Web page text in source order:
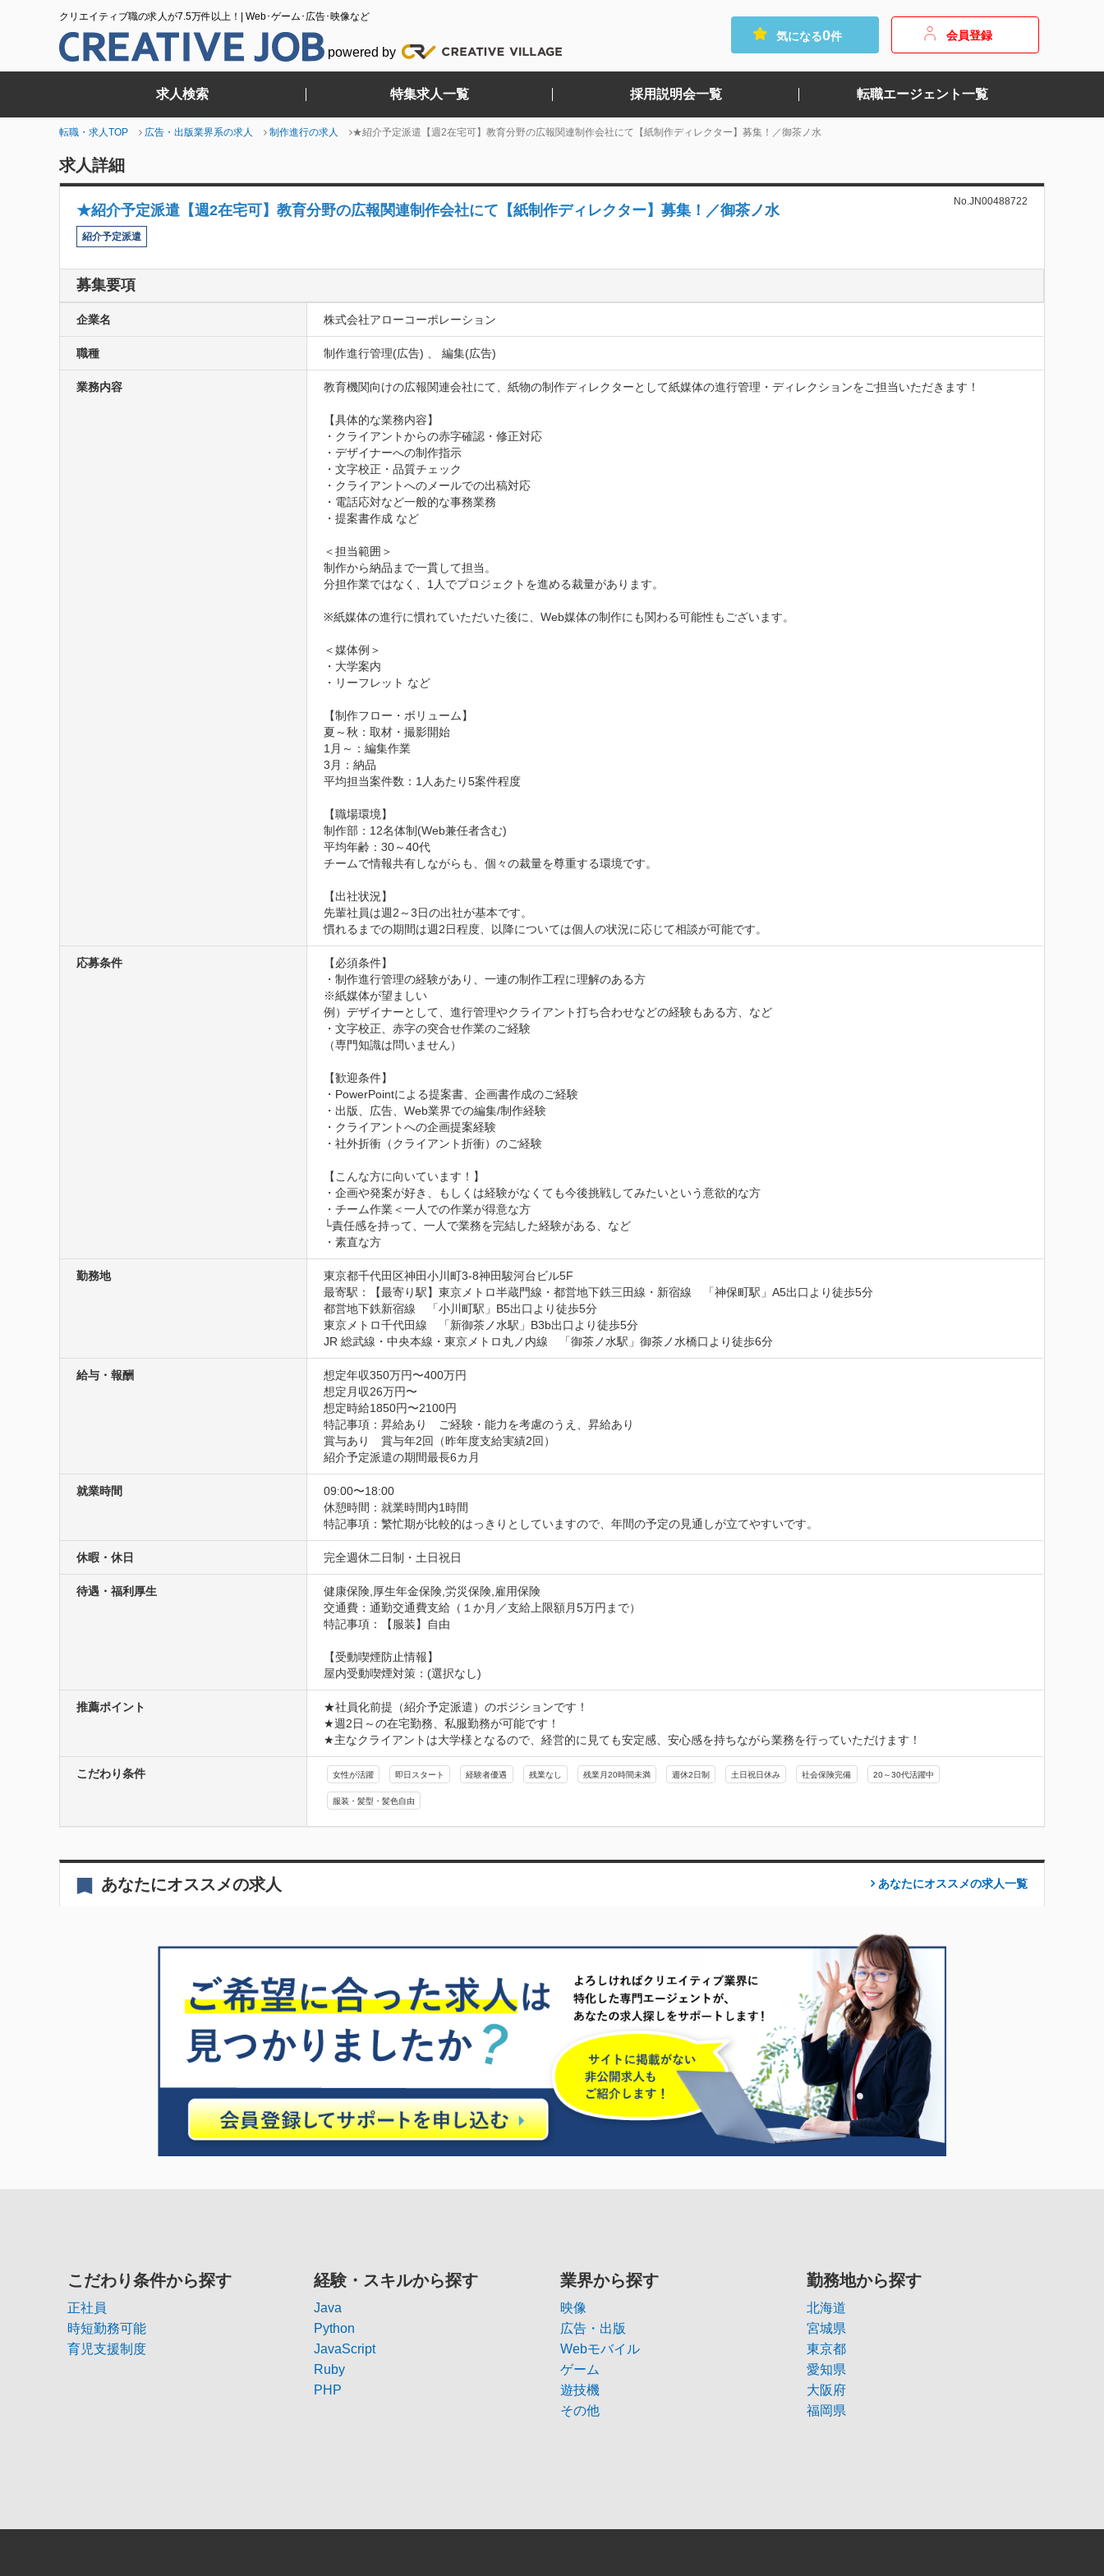
クリエイティブ職の求人が7.5万件以上！| Web･ゲーム･広告･映像など
powered by
気になる0件 会員登録
求人検索 特集求人一覧 採用説明会一覧 転職エージェント一覧
転職・求人TOP 広告・出版業界系の求人 制作進行の求人 ★紹介予定派遣【週2在宅可】教育分野の広報関連制作会社にて【紙制作ディレクター】募集！／御茶ノ水
求人詳細
★紹介予定派遣【週2在宅可】教育分野の広報関連制作会社にて【紙制作ディレクター】募集！／御茶ノ水
No.JN00488722
紹介予定派遣
募集要項
企業名 株式会社アローコーポレーション
職種 制作進行管理(広告) 、 編集(広告)
業務内容 教育機関向けの広報関連会社にて、紙物の制作ディレクターとして紙媒体の進行管理・ディレクションをご担当いただきます！
【具体的な業務内容】
・クライアントからの赤字確認・修正対応
・デザイナーへの制作指示
・文字校正・品質チェック
・クライアントへのメールでの出稿対応
・電話応対など一般的な事務業務
・提案書作成 など
＜担当範囲＞
制作から納品まで一貫して担当。
分担作業ではなく、1人でプロジェクトを進める裁量があります。
※紙媒体の進行に慣れていただいた後に、Web媒体の制作にも関わる可能性もございます。
＜媒体例＞
・大学案内
・リーフレット など
【制作フロー・ボリューム】
夏～秋：取材・撮影開始
1月～：編集作業
3月：納品
平均担当案件数：1人あたり5案件程度
【職場環境】
制作部：12名体制(Web兼任者含む)
平均年齢：30～40代
チームで情報共有しながらも、個々の裁量を尊重する環境です。
【出社状況】
先輩社員は週2～3日の出社が基本です。
慣れるまでの期間は週2日程度、以降については個人の状況に応じて相談が可能です。
応募条件
【必須条件】
・制作進行管理の経験があり、一連の制作工程に理解のある方
※紙媒体が望ましい
例）デザイナーとして、進行管理やクライアント打ち合わせなどの経験もある方、など
・文字校正、赤字の突合せ作業のご経験
（専門知識は問いません）
【歓迎条件】
・PowerPointによる提案書、企画書作成のご経験
・出版、広告、Web業界での編集/制作経験
・クライアントへの企画提案経験
・社外折衝（クライアント折衝）のご経験
【こんな方に向いています！】
・企画や発案が好き、もしくは経験がなくても今後挑戦してみたいという意欲的な方
・チーム作業＜一人での作業が得意な方
└責任感を持って、一人で業務を完結した経験がある、など
・素直な方
勤務地
東京都千代田区神田小川町3-8神田駿河台ビル5F
最寄駅：【最寄り駅】東京メトロ半蔵門線・都営地下鉄三田線・新宿線　「神保町駅」A5出口より徒歩5分
都営地下鉄新宿線　「小川町駅」B5出口より徒歩5分
東京メトロ千代田線　「新御茶ノ水駅」B3b出口より徒歩5分
JR 総武線・中央本線・東京メトロ丸ノ内線　「御茶ノ水駅」御茶ノ水橋口より徒歩6分
給与・報酬
想定年収350万円〜400万円
想定月収26万円〜
想定時給1850円〜2100円
特記事項：昇給あり　ご経験・能力を考慮のうえ、昇給あり
賞与あり　賞与年2回（昨年度支給実績2回）
紹介予定派遣の期間最長6カ月
就業時間
09:00〜18:00
休憩時間：就業時間内1時間
特記事項：繁忙期が比較的はっきりとしていますので、年間の予定の見通しが立てやすいです。
休暇・休日 完全週休二日制・土日祝日
待遇・福利厚生
健康保険,厚生年金保険,労災保険,雇用保険
交通費：通勤交通費支給（１か月／支給上限額月5万円まで）​
特記事項：【服装】自由
【受動喫煙防止情報】
屋内受動喫煙対策：(選択なし)
推薦ポイント
★社員化前提（紹介予定派遣）のポジションです！
★週2日～の在宅勤務、私服勤務が可能です！
★主なクライアントは大学様となるので、経営的に見ても安定感、安心感を持ちながら業務を行っていただけます！
こだわり条件 女性が活躍 即日スタート 経験者優遇 残業なし 残業月20時間未満 週休2日制 土日祝日休み 社会保険完備 20～30代活躍中
服装・髪型・髪色自由
あなたにオススメの求人 あなたにオススメの求人一覧
こだわり条件から探す
正社員
時短勤務可能
育児支援制度
経験・スキルから探す
Java
Python
JavaScript
Ruby
PHP
業界から探す
映像
広告・出版
Webモバイル
ゲーム
遊技機
その他
勤務地から探す
北海道
宮城県
東京都
愛知県
大阪府
福岡県